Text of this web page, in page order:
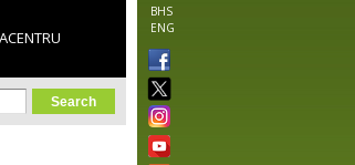
BHS
ENG